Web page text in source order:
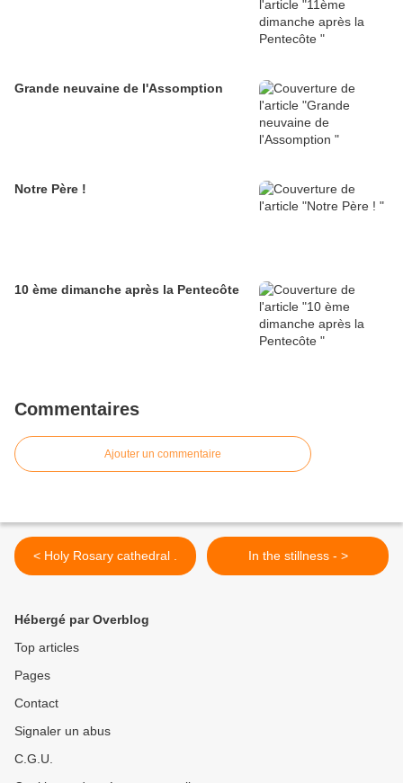
Grande neuvaine de l'Assomption
Notre Père !
10 ème dimanche après la Pentecôte
Commentaires
Ajouter un commentaire
< Holy Rosary cathedral . In the stillness - >
Hébergé par Overblog
Top articles
Pages
Contact
Signaler un abus
C.G.U.